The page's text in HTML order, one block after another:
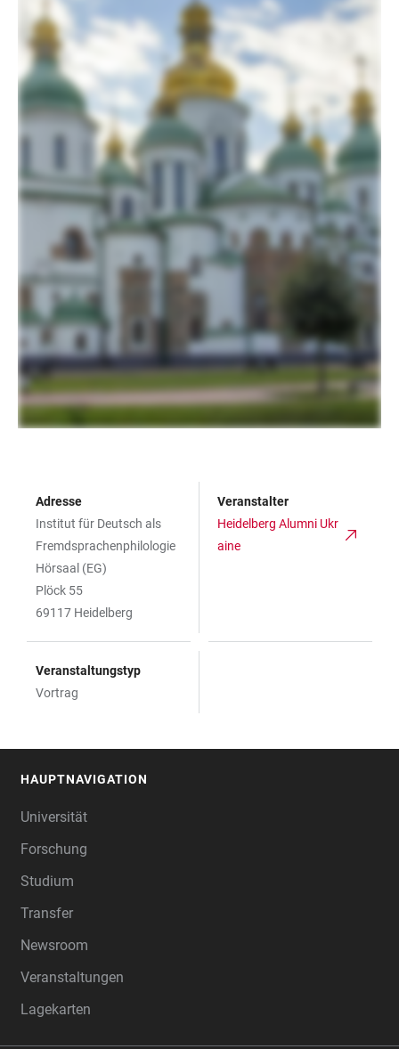
Adresse
Institut für Deutsch als
Fremdsprachenphilologie
Hörsaal (EG)
Plöck 55
69117 Heidelberg
Veranstalter
Heidelberg Alumni Ukr
aine
Veranstaltungstyp
Vortrag
HAUPTNAVIGATION
Universität
Forschung
Studium
Transfer
Newsroom
Veranstaltungen
Lagekarten